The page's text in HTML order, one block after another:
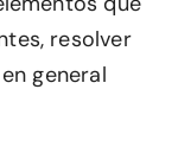
resolver
general